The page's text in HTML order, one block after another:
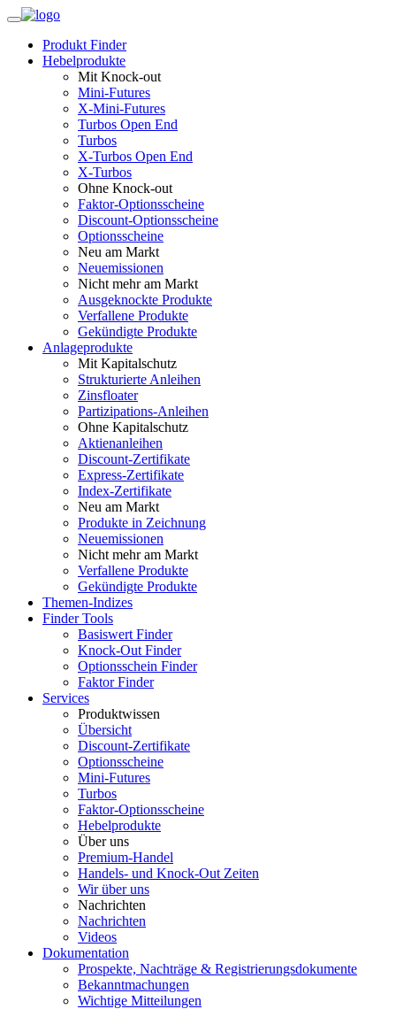
Produkt Finder
Hebelprodukte
Mit Knock-out
Mini-Futures
X-Mini-Futures
Turbos Open End
Turbos
X-Turbos Open End
X-Turbos
Ohne Knock-out
Faktor‑Optionsscheine
Discount-Optionsscheine
Optionsscheine
Neu am Markt
Neuemissionen
Nicht mehr am Markt
Ausgeknockte Produkte
Verfallene Produkte
Gekündigte Produkte
Anlageprodukte
Mit Kapitalschutz
Strukturierte Anleihen
Zinsfloater
Partizipations-Anleihen
Ohne Kapitalschutz
Aktienanleihen
Discount-Zertifikate
Express-Zertifikate
Index-Zertifikate
Neu am Markt
Produkte in Zeichnung
Neuemissionen
Nicht mehr am Markt
Verfallene Produkte
Gekündigte Produkte
Themen-Indizes
Finder Tools
Basiswert Finder
Knock-Out Finder
Optionsschein Finder
Faktor Finder
Services
Produktwissen
Übersicht
Discount-Zertifikate
Optionsscheine
Mini-Futures
Turbos
Faktor‑Optionsscheine
Hebelprodukte
Über uns
Premium-Handel
Handels- und Knock-Out Zeiten
Wir über uns
Nachrichten
Nachrichten
Videos
Dokumentation
Prospekte, Nachträge & Registrierungsdokumente
Bekanntmachungen
Wichtige Mitteilungen